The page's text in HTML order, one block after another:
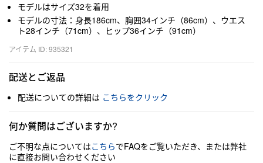
モデルはサイズ32を着用
モデルの寸法：身長186cm、胸囲34インチ（86cm）、ウエス
ト28インチ（71cm）、ヒップ36インチ（91cm）
アイテム ID: 935321
配送とご返品
配送についての詳細は こちらをクリック
何か質問はございますか?
ご不明な点についてはこちらでFAQをご覧いただき、または弊社
に直接お問い合わせください